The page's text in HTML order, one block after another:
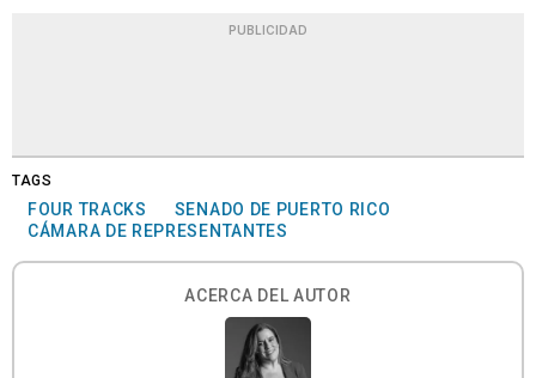
PUBLICIDAD
TAGS
FOUR TRACKS
SENADO DE PUERTO RICO
CÁMARA DE REPRESENTANTES
ACERCA DEL AUTOR